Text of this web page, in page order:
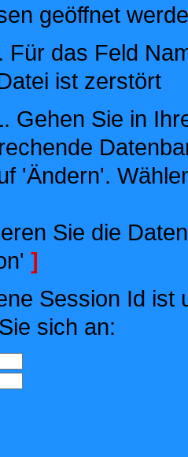
geöffnet
Für das Feld
ist zerstört
Gehen Sie in
'Ändern'.
Sie die
]
Session Id ist
sich an: